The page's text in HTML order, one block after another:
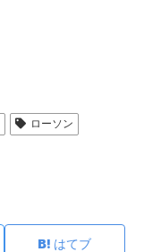
ローソン
はてブ